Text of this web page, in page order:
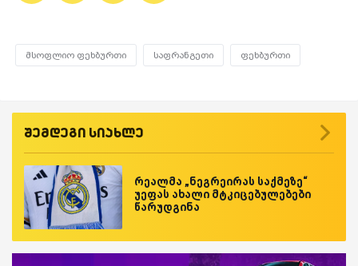
მსოფლიო ფეხბურთი საფრანგეთი ფეხბურთი
შემდეგი სიახლე
რეალმა „ნეგრეირას საქმეზე“
უეფას ახალი მტკიცებულებები
წარუდგინა